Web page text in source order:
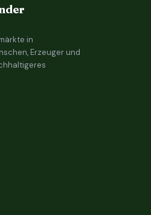
in
Erzeuger und